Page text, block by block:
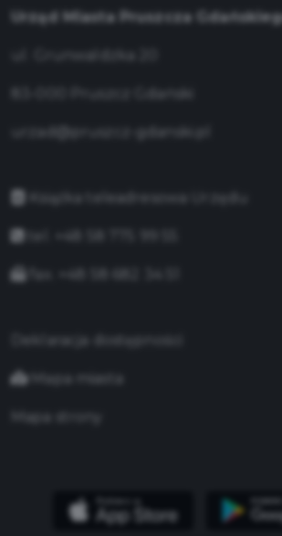
Urząd Miasta Pruszcza
urzad@pruszcz-gdanski.pl
Książka teleadresowa Urzędu
Deklaracja dostępności
Mapa miasta
Mapa strony